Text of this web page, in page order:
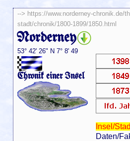
--> https://www.norderney-chronik.de/
stadt/chronik/1800-1899/1850.html
Norderney
53° 42' 26" N 7° 8' 49
Chronik einer Insel
Insel/
Daten/